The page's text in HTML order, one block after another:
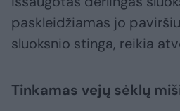
paskleidžiamas jo
sluoksnio stinga, reikia
Tinkamas vejų sėklų